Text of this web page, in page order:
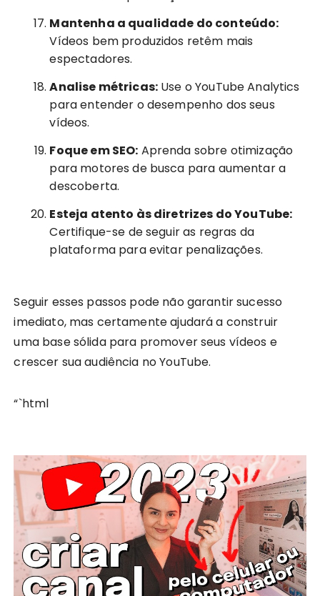
Mantenha a qualidade do conteúdo:
Vídeos bem produzidos retêm mais
espectadores.
Analise métricas: Use o YouTube Analytics
para entender o desempenho dos seus
vídeos.
Foque em SEO: Aprenda sobre otimização
para motores de busca para aumentar a
descoberta.
Esteja atento às diretrizes do YouTube:
Certifique-se de seguir as regras da
plataforma para evitar penalizações.
Seguir esses passos pode não garantir sucesso
imediato, mas certamente ajudará a construir
uma base sólida para promover seus vídeos e
crescer sua audiência no YouTube.
“`html